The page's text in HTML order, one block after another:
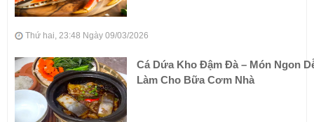
Thứ hai, 23:48 Ngày 09/03/2026
Cá Dứa Kho Đậm Đà – Món Ngon
Làm Cho Bữa Cơm Nhà